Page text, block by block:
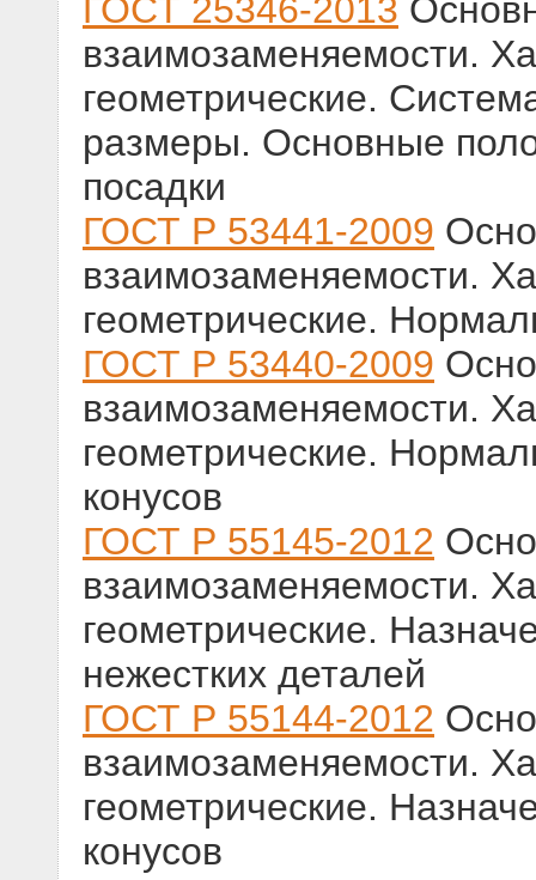
ГОСТ 25346-2013
взаимозаменяемости.
геометрические.
размеры. Основные
посадки
ГОСТ Р 53441-2009
взаимозаменяемости.
геометрические.
ГОСТ Р 53440-2009
взаимозаменяемости.
геометрические.
конусов
ГОСТ Р 55145-2012
взаимозаменяемости.
геометрические.
нежестких деталей
ГОСТ Р 55144-2012
взаимозаменяемости.
геометрические.
конусов